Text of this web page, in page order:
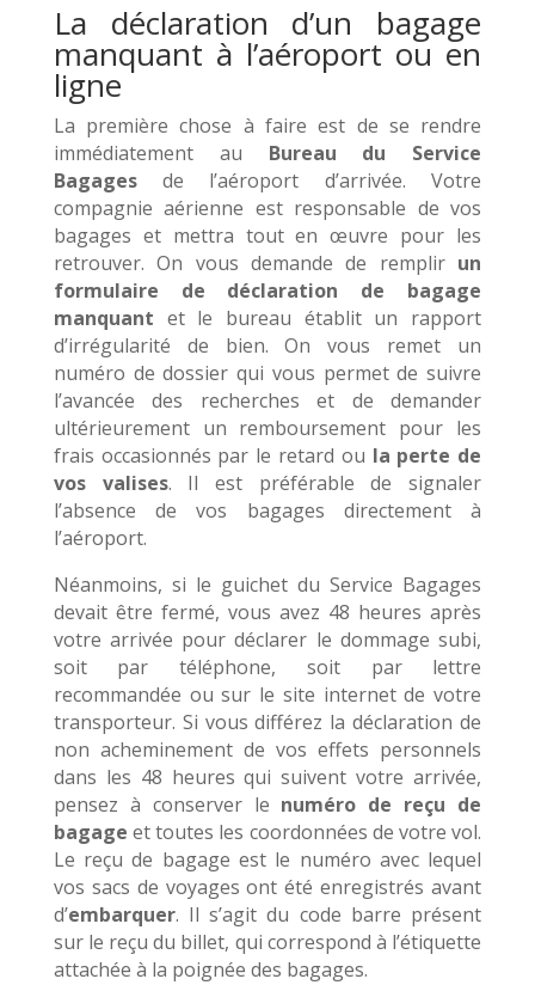
La déclaration d’un bagage
manquant à l’aéroport ou en
ligne
La première chose à faire est de se rendre
immédiatement au Bureau du Service
Bagagesde l’aéroport d’arrivée. Votre
compagnie aérienne est responsable de vos
bagages et mettra tout en œuvre pour les
retrouver. On vous demande de remplir un
formulaire de déclaration de bagage
manquant et le bureau établit un rapport
d’irrégularité de bien. On vous remet un
numéro de dossier qui vous permet de suivre
l’avancée des recherches et de demander
ultérieurement un remboursement pour les
frais occasionnés par le retard ou la perte de
vos valises. Il est préférable de signaler
l’absence de vos bagages directement à
l’aéroport.
Néanmoins, si le guichet du Service Bagages
devait être fermé, vous avez 48 heures après
votre arrivée pour déclarer le dommage subi,
soit par téléphone, soit par lettre
recommandée ou sur le site internet de votre
transporteur. Si vous différez la déclaration de
non acheminement de vos effets personnels
dans les 48 heures qui suivent votre arrivée,
pensez à conserver le numéro de reçu de
bagage et toutes les coordonnées de votre vol.
Le reçu de bagage est le numéro avec lequel
vos sacs de voyages ont été enregistrés avant
d’embarquer. Il s’agit du code barre présent
sur le reçu du billet, qui correspond à l’étiquette
attachée à la poignée des bagages.